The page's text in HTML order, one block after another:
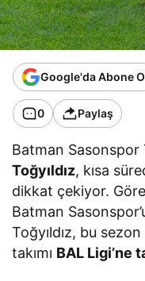
Google'da Abone
0 Paylaş
Batman
Toğyıldız, kısa
dikkat çekiyor.
Batman
Toğyıldız, bu
takımı BAL Ligi’ne